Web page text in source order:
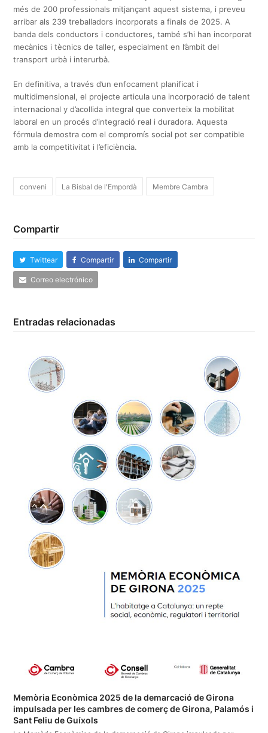
més de 200 professionals mitjançant aquest sistema, i preveu
arribar als 239 treballadors incorporats a finals de 2025. A
banda dels conductors i conductores, també s’hi han incorporat
mecànics i tècnics de taller, especialment en l’àmbit del
transport urbà i interurbà.
En definitiva, a través d’un enfocament planificat i
multidimensional, el projecte articula una incorporació de talent
internacional y d’acollida integral que converteix la mobilitat
laboral en un procés d’integració real i duradora. Aquesta
fórmula demostra com el compromís social pot ser compatible
amb la competitivitat i l’eficiència.
conveni La Bisbal de l'Empordà Membre Cambra
Compartir
Twittear Compartir Compartir
Correo electrónico
Entradas relacionadas
Memòria Econòmica 2025 de la demarcació de Girona
impulsada per les cambres de comerç de Girona, Palamós i
Sant Feliu de Guíxols